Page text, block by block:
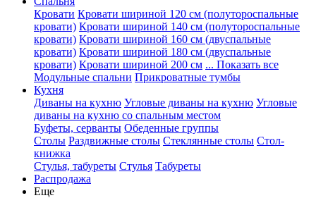
Кровати Кровати шириной 120 см (полутороспальные
кровати) Кровати шириной 140 см (полутороспальные
кровати) Кровати шириной 160 см (двуспальные
кровати) Кровати шириной 180 см (двуспальные
кровати) Кровати шириной 200 см ... Показать все
Модульные спальни Прикроватные тумбы
Кухня
Диваны на кухню Угловые диваны на кухню Угловые
диваны на кухню со спальным местом
Буфеты, серванты Обеденные группы
Столы Раздвижные столы Стеклянные столы Стол-
книжка
Стулья, табуреты Стулья Табуреты
Распродажа
Еще